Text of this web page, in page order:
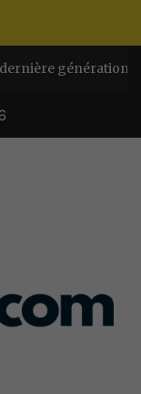
Il y a 4